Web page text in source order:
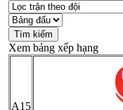
Xem bảng xếp hạng
A15